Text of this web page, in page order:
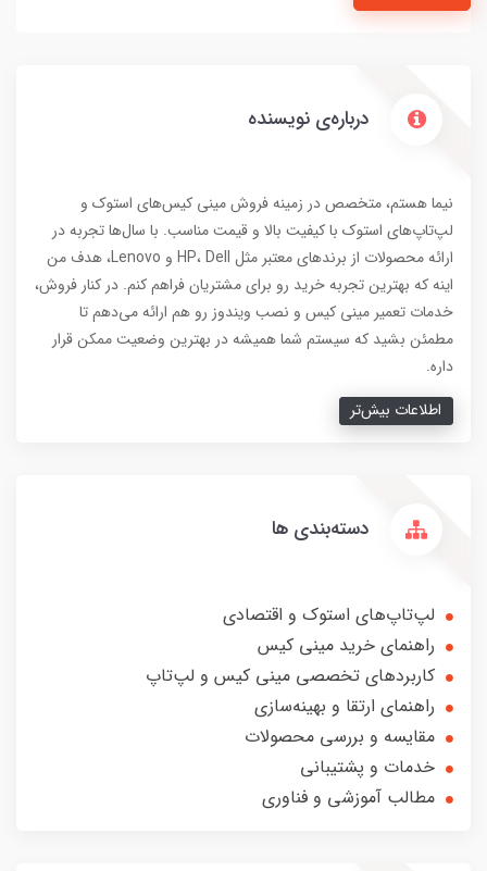
درباره‌ی نویسنده
نیما هستم، متخصص در زمینه فروش مینی کیس‌های استوک و
لپ‌تاپ‌های استوک با کیفیت بالا و قیمت مناسب. با سال‌ها تجربه در
ارائه محصولات از برندهای معتبر مثل HP، Dell و Lenovo، هدف من
اینه که بهترین تجربه خرید رو برای مشتریان فراهم کنم. در کنار فروش،
خدمات تعمیر مینی کیس و نصب ویندوز رو هم ارائه می‌دهم تا
مطمئن بشید که سیستم شما همیشه در بهترین وضعیت ممکن قرار
داره.
اطلاعات بیش‌تر
دسته‌بندی ها
لپ‌تاپ‌های استوک و اقتصادی
راهنمای خرید مینی کیس
کاربردهای تخصصی مینی کیس و لپ‌تاپ
راهنمای ارتقا و بهینه‌سازی
مقایسه و بررسی محصولات
خدمات و پشتیبانی
مطالب آموزشی و فناوری